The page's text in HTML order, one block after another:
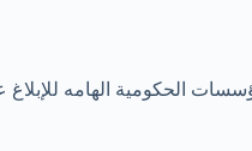
الحكومية الهامه